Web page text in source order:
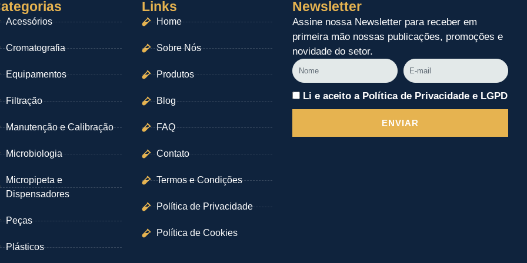
Acessórios
Cromatografia
Equipamentos
Filtração
Manutenção e Calibração
Microbiologia
Micropipeta e
Dispensadores
Peças
Plásticos
Links
Home
Sobre Nós
Produtos
Blog
FAQ
Contato
Termos e Condições
Política de Privacidade
Política de Cookies
Newsletter
Assine nossa Newsletter para receber em
primeira mão nossas publicações, promoções e
novidade do setor.
Nome
E-
mail
Li e aceito a Política de Privacidade e LGPD
ENVIAR